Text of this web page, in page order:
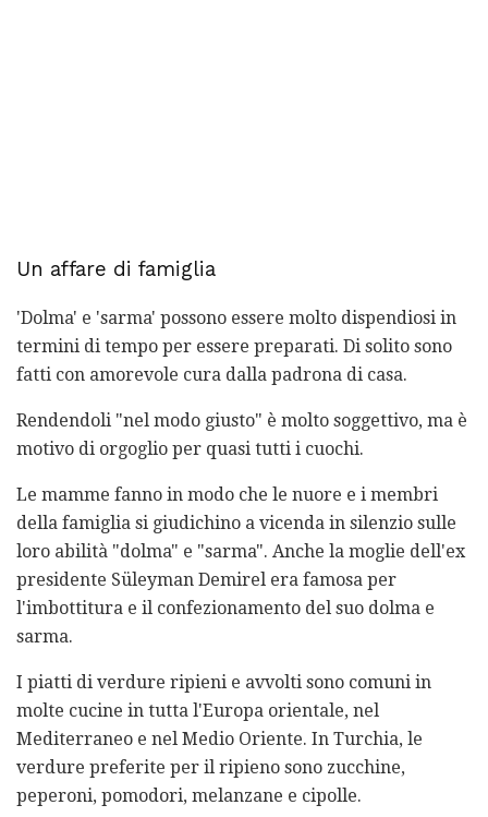
Un affare di famiglia
'Dolma' e 'sarma' possono essere molto dispendiosi in
termini di tempo per essere preparati. Di solito sono
fatti con amorevole cura dalla padrona di casa.
Rendendoli "nel modo giusto" è molto soggettivo, ma è
motivo di orgoglio per quasi tutti i cuochi.
Le mamme fanno in modo che le nuore e i membri
della famiglia si giudichino a vicenda in silenzio sulle
loro abilità "dolma" e "sarma". Anche la moglie dell'ex
presidente Süleyman Demirel era famosa per
l'imbottitura e il confezionamento del suo dolma e
sarma.
I piatti di verdure ripieni e avvolti sono comuni in
molte cucine in tutta l'Europa orientale, nel
Mediterraneo e nel Medio Oriente. In Turchia, le
verdure preferite per il ripieno sono zucchine,
peperoni, pomodori, melanzane e cipolle.